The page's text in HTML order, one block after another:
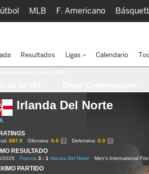
Irlanda Del Norte
687.0 Ofensiva: 0.0 Defensiva: 0.0
RESULTADO
2026 Francia 3 - 1 Irlanda Del Norte Men's International
PARTIDO
MLB F. Americano
Resultados Ligas Calendario